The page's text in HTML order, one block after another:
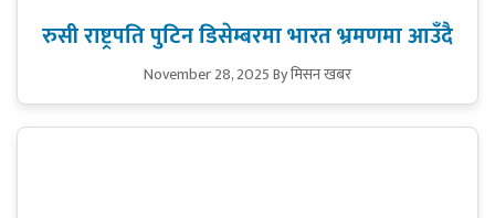
रुसी राष्ट्रपति पुटिन डिसेम्बरमा भारत भ्रमणमा आउँदै
November 28, 2025By मिसन खबर